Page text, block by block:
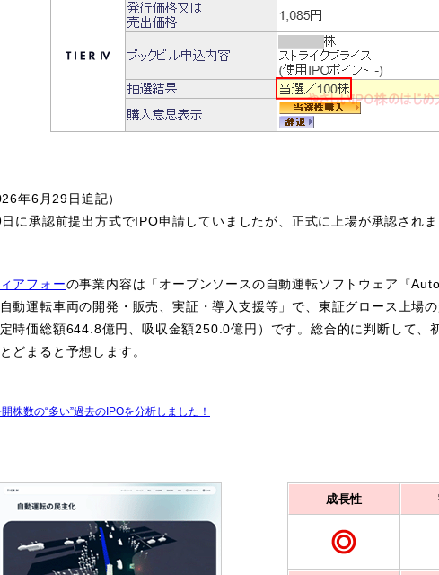
年6月29日追記）
に承認前提出方式でIPO申請していましたが、正式に上場が承認されま
アフォーの事業内容は「オープンソースの自動運転ソフトウェア『
動運転車両の開発・販売、実証・導入支援等」で、東証グロース上場
定時価総額644.8億円、吸収金額250.0億円）です。総合的に判断して、
どまると予想します。
株数の“多い”過去のIPOを分析しました！
成長性